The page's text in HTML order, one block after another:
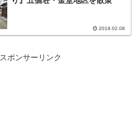
2019.02.08
スポンサーリンク